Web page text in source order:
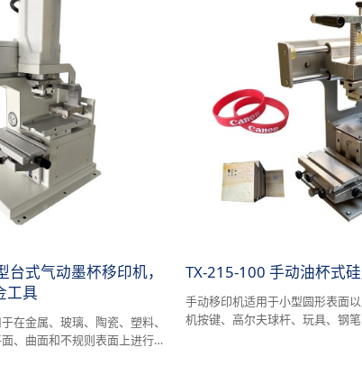
台式气动墨杯移印机，
工具
在金属、玻璃、陶瓷、塑料、
、曲面和不规则表面上进行印
TX-215-100 手动油杯式
手动移印机适用于小型圆形表面
机按键、高尔夫球杆、玩具、钢